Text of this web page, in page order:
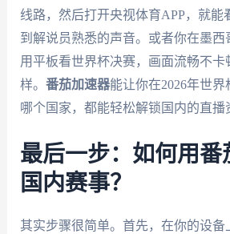
线路，然后打开央视体育APP，就能
到解说员熟悉的声音。或者你在墨西
用平板看世界杯决赛，画面流畅不卡
样。 番茄加速器能让你在2026年世
哪个国家，都能轻松解锁国内的直播
最后一步：如何用番
国内赛事？
其实步骤很简单。首先，在你的设备